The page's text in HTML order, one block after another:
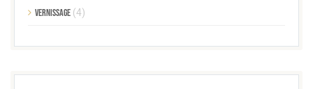
Vernissage (4)